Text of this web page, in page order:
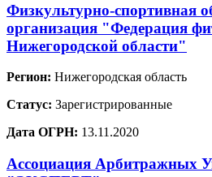
Физкультурно-спортивная
организация "Федерация
Нижегородской области"
Регион: Нижегородская область
Статус: Зарегистрированные
Дата ОГРН: 13.11.2020
Ассоциация Арбитражных